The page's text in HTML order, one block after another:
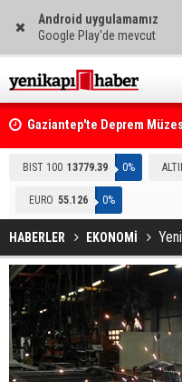
Android uygulamamız
Google Play'de mevcut
Gaziantep'te Deprem
protokolü imzalandı
Resmi Gazete'de Bugün
BIST 100 13779.39 0%
EURO 55.126 0%
HABERLER EKONOMİ